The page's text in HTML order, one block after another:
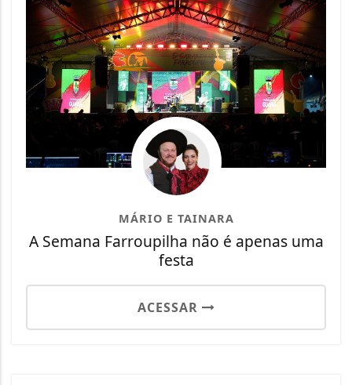
MÁRIO E TAINARA
A Semana Farroupilha não é apenas uma
festa
ACESSAR